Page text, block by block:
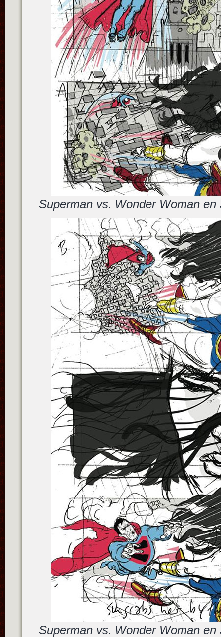
Superman vs. Wonder Woman en
Superman vs. Wonder Woman en